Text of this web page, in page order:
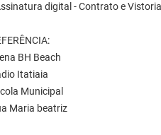
digital - Contrato e
BH Beach
Itatiaia
Municipal
Maria beatriz